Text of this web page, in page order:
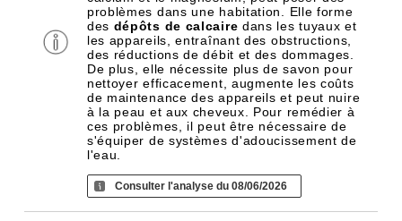
problèmes dans une habitation. Elle forme
des dépôts de calcaire dans les tuyaux et
les appareils, entraînant des obstructions,
des réductions de débit et des dommages.
De plus, elle nécessite plus de savon pour
nettoyer efficacement, augmente les coûts
de maintenance des appareils et peut nuire
à la peau et aux cheveux. Pour remédier à
ces problèmes, il peut être nécessaire de
s'équiper de systèmes d'adoucissement de
l'eau.
Consulter l'analyse du 08/06/2026